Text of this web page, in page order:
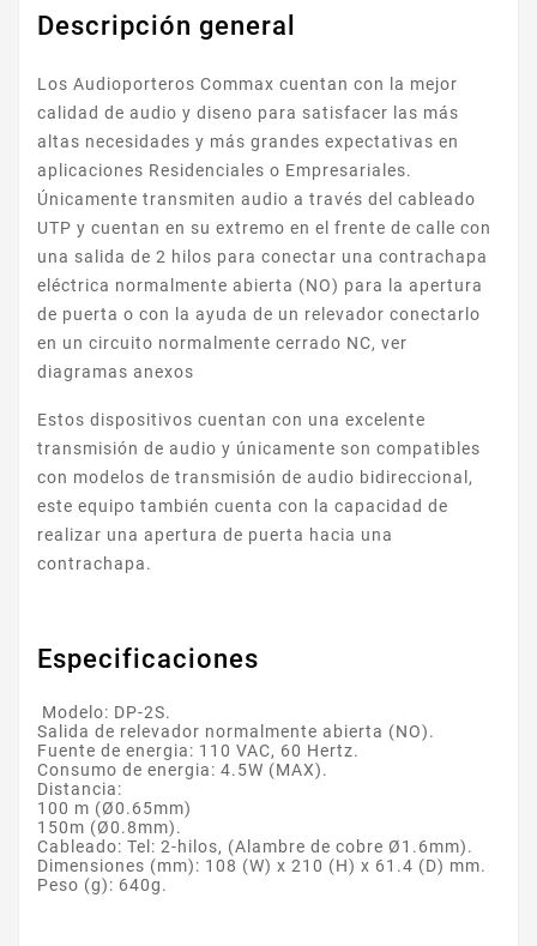
Descripción general
Los Audioporteros Commax cuentan con la mejor
calidad de audio y diseno para satisfacer las más
altas necesidades y más grandes expectativas en
aplicaciones Residenciales o Empresariales.
Únicamente transmiten audio a través del cableado
UTP y cuentan en su extremo en el frente de calle con
una salida de 2 hilos para conectar una contrachapa
eléctrica normalmente abierta (NO) para la apertura
de puerta o con la ayuda de un relevador conectarlo
en un circuito normalmente cerrado NC, ver
diagramas anexos
Estos dispositivos cuentan con una excelente
transmisión de audio y únicamente son compatibles
con modelos de transmisión de audio bidireccional,
este equipo también cuenta con la capacidad de
realizar una apertura de puerta hacia una
contrachapa.
Especificaciones
Modelo: DP-2S.
Salida de relevador normalmente abierta (NO).
Fuente de energia: 110 VAC, 60 Hertz.
Consumo de energia: 4.5W (MAX).
Distancia:
100 m (Ø0.65mm)
150m (Ø0.8mm).
Cableado: Tel: 2-hilos, (Alambre de cobre Ø1.6mm).
Dimensiones (mm): 108 (W) x 210 (H) x 61.4 (D) mm.
Peso (g): 640g.